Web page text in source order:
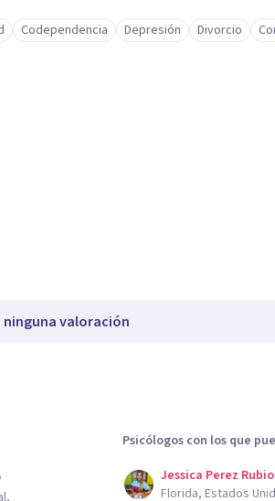
Codependencia Depresión Divorcio
valoración
Psicólogos con los que
Jessica Perez Rubio
Florida, Estados